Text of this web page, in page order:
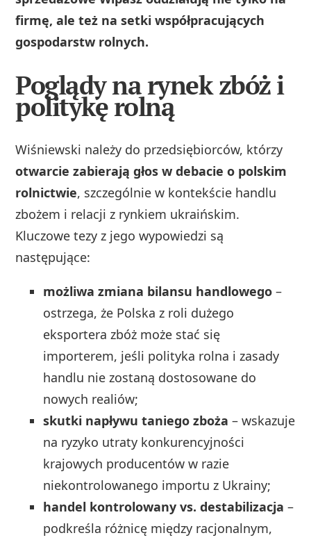
firmę, ale też na setki współpracujących
gospodarstw rolnych.
Poglądy na rynek zbóż i
politykę rolną
Wiśniewski należy do przedsiębiorców, którzy
otwarcie zabierają głos w debacie o polskim
rolnictwie, szczególnie w kontekście handlu
zbożem i relacji z rynkiem ukraińskim.
Kluczowe tezy z jego wypowiedzi są
następujące:
możliwa zmiana bilansu handlowego –
ostrzega, że Polska z roli dużego
eksportera zbóż może stać się
importerem, jeśli polityka rolna i zasady
handlu nie zostaną dostosowane do
nowych realiów;
skutki napływu taniego zboża – wskazuje
na ryzyko utraty konkurencyjności
krajowych producentów w razie
niekontrolowanego importu z Ukrainy;
handel kontrolowany vs. destabilizacja –
podkreśla różnicę między racjonalnym,